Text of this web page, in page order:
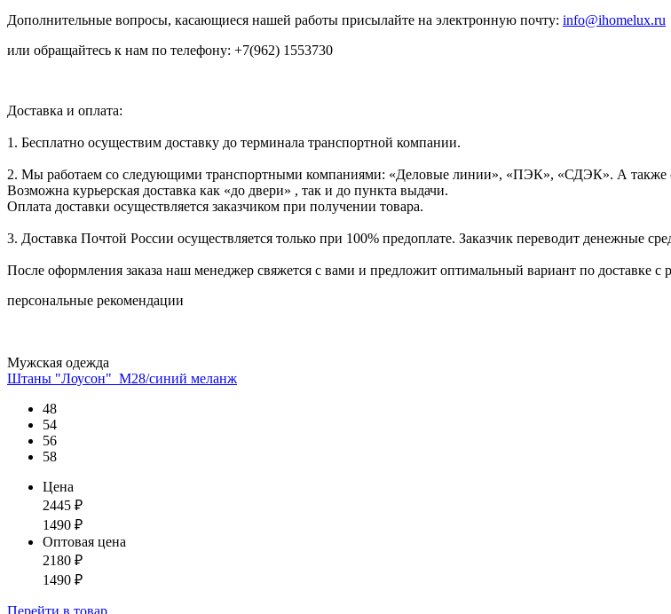
Дополнительные вопросы, касающиеся нашей работы присылайте на электронную почту: info@ihomelux.ru
или обращайтесь к нам по телефону: +7(962) 1553730
Доставка и оплата:
1. Бесплатно осуществим доставку до терминала транспортной компании.
2. Мы работаем со следующими транспортными компаниями: «Деловые линии», «ПЭК», «СДЭК». А также
Возможна курьерская доставка как «до двери» , так и до пункта выдачи.
Оплата доставки осуществляется заказчиком при получении товара.
3. Доставка Почтой России осуществляется только при 100% предоплате. Заказчик переводит денежные
После оформления заказа наш менеджер свяжется с вами и предложит оптимальный вариант по доставке с
персональные рекомендации
Мужская одежда
Штаны "Лоусон"_М28/синий меланж
48
54
56
58
Цена
2445 ₽
1490 ₽
Оптовая цена
2180 ₽
1490 ₽
Перейти в товар